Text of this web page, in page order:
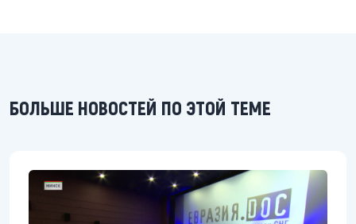
БОЛЬШЕ НОВОСТЕЙ ПО ЭТОЙ ТЕМЕ